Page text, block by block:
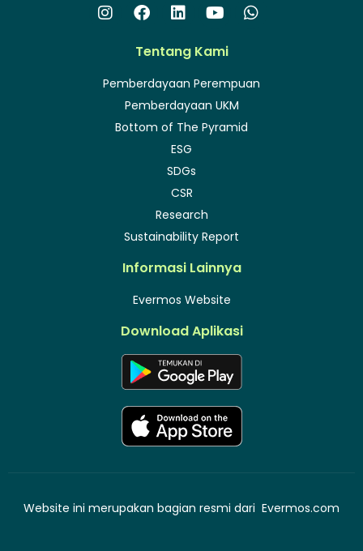
Tentang Kami
Pemberdayaan Perempuan
Pemberdayaan UKM
Bottom of The Pyramid
ESG
SDGs
CSR
Research
Sustainability Report
Informasi Lainnya
Evermos Website
Download Aplikasi
Website ini merupakan bagian resmi dari Evermos.com